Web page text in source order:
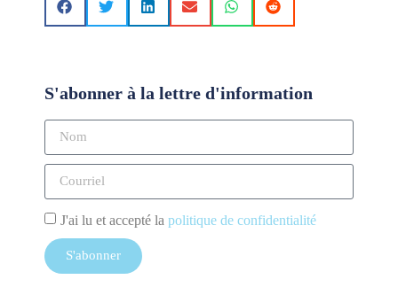
S'abonner à la lettre d'information
J'ai lu et accepté la politique de confidentialité
S'abonner